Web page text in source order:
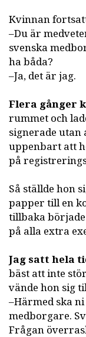
Kvinnan
–Du är
svenska
ha båda?
–Ja, det är jag.
Flera gånger
rummet och
signerade utan
uppenbart att
på
Så ställde hon
papper till en
tillbaka började
på alla extra
Jag satt hela
bäst att inte
vände hon sig
–Härmed ska
medborgare.
Frågan